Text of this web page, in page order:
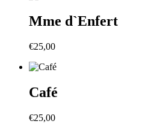
Mme d`Enfert
€25,00
Café
€25,00